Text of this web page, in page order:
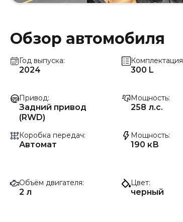
Обзор автомобиля
Год выпуска
2024
Комплектация
300 L
Привод
Задний привод
(RWD)
Мощность
258 л.с.
Коробка передач
Автомат
Мощность
190 кВ
Объём двигателя
2 л
Цвет
черный